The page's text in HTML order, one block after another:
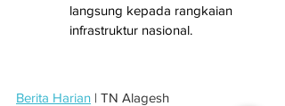
langsung kepada rangkaian
infrastruktur nasional.
Berita Harian | TN Alagesh